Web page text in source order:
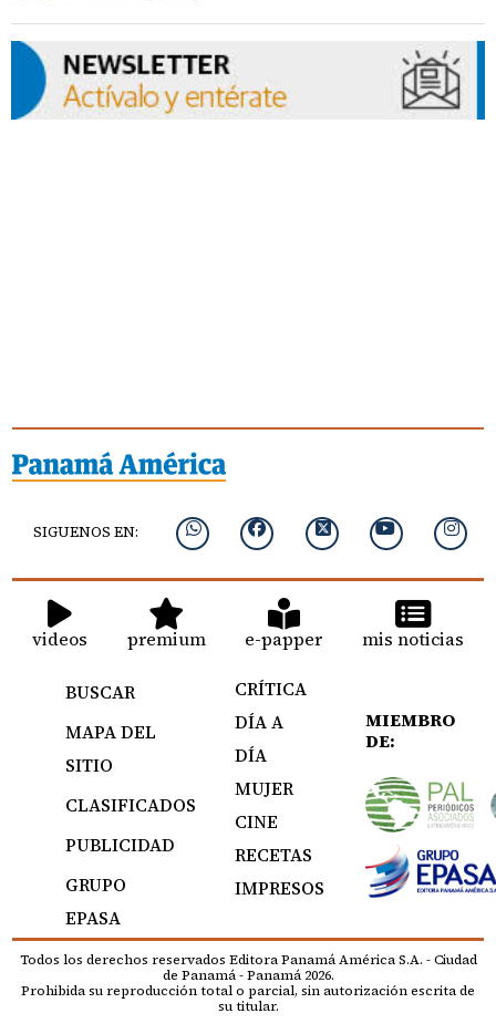
SIGUENOS EN:
videos premium e-papper mis noticias
BUSCAR
MAPA DEL
SITIO
CLASIFICADOS
PUBLICIDAD
GRUPO
EPASA
CRÍTICA
DÍA A
DÍA
MUJER
CINE
RECETAS
IMPRESOS
MIEMBRO
DE:
Todos los derechos reservados Editora Panamá América S.A. - Ciudad
de Panamá - Panamá 2026.
Prohibida su reproducción total o parcial, sin autorización escrita de
su titular.